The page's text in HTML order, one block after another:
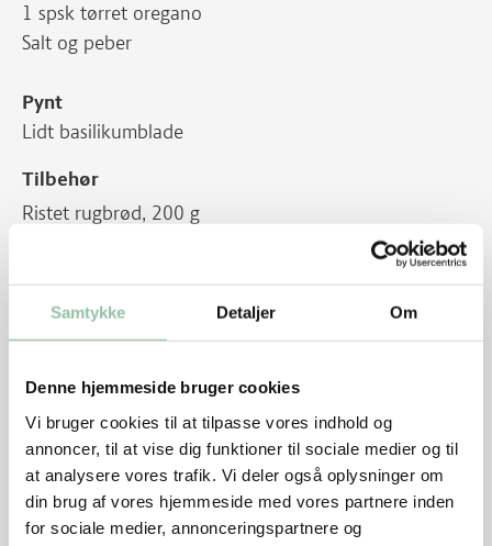
Samtykke Detaljer Om
Denne hjemmeside bruger cookies
Vi bruger cookies til at tilpasse vores indhold og
annoncer, til at vise dig funktioner til sociale medier og til
at analysere vores trafik. Vi deler også oplysninger om
din brug af vores hjemmeside med vores partnere inden
for sociale medier, annonceringspartnere og
1 spsk tørret oregano
Salt og peber
Pynt
Lidt basilikumblade
Tilbehør
Ristet rugbrød, 200 g
Skyl tomater.
nogle minutter.
Steg tomaterne sammen med chorizo 4-5 minutter.
Vend dem undervejs.
Slå æggene ud til spejlæg på panden sammen med
chorizo og tomaterne.